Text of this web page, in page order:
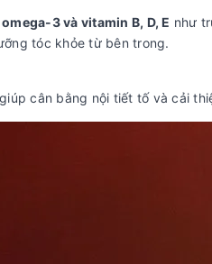
3 và vitamin B, D, E như
tóc khỏe từ bên trong.
cân bằng nội tiết tố và cải